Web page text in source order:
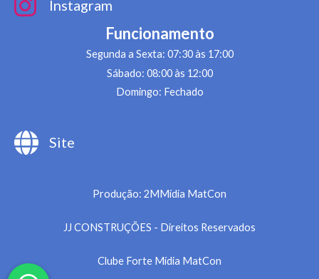
Instagram
Funcionamento
Segunda a Sexta: 07:30 às 17:00
Sábado: 08:00 às 12:00
Domingo: Fechado
Site
Produção: 2MMídia MatCon
JJ CONSTRUÇÕES - Direitos Reservados
Clube Forte Mídia MatCon